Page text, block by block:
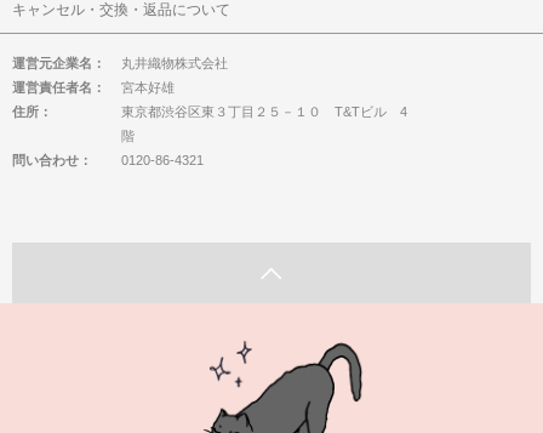
キャンセル・交換・返品について
運営元企業名：
丸井織物株式会社
運営責任者名：
宮本好雄
住所：
東京都渋谷区東３丁目２５－１０ T&Tビル 4
階
問い合わせ：
0120-86-4321